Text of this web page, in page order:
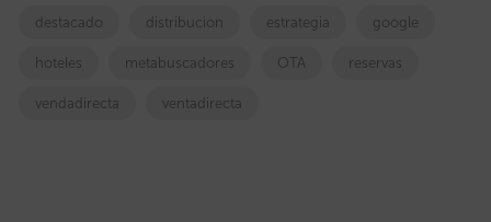
destacado distribucion estrategia google
hoteles metabuscadores OTA reservas
vendadirecta ventadirecta